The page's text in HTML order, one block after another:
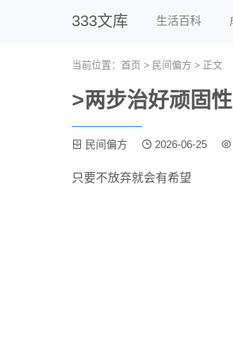
333文库 生活百科
当前位置： 首页 > 民间偏方 > 正文
>两步治好顽固
民间偏方 2026-06-25
只要不放弃就会有希望